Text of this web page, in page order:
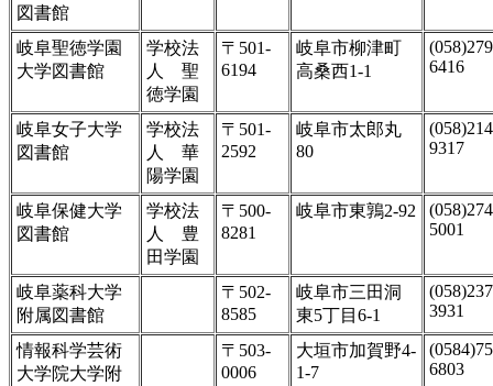
図書館
岐阜聖徳学園
大学図書館
学校法
人 聖
徳学園
〒501-
6194
岐阜市柳津町
高桑西1-1
6416
岐阜女子大学
図書館
学校法
人 華
陽学園
〒501-
2592
岐阜市太郎丸
80
9317
岐阜保健大学
図書館
学校法
人 豊
田学園
〒500-
8281
岐阜市東鶉2-92
5001
岐阜薬科大学
附属図書館
〒502-
8585
岐阜市三田洞
東5丁目6-1
3931
情報科学芸術
大学院大学附
〒503-
0006
大垣市加賀野4-
1-7
6803